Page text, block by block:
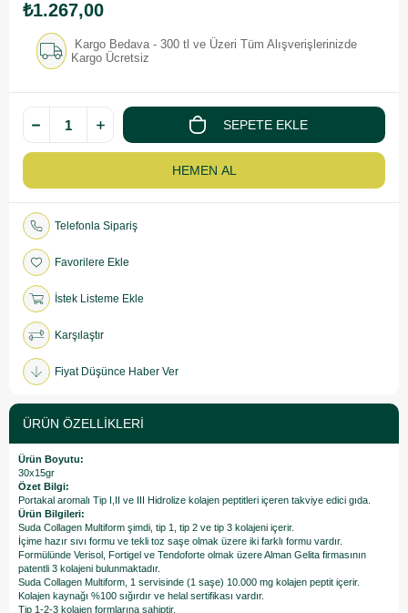
₺1.267,00
Kargo Bedava - 300 tl ve Üzeri Tüm Alışverişlerinizde
Kargo Ücretsiz
Telefonla Sipariş
Favorilere Ekle
İstek Listeme Ekle
Karşılaştır
Fiyat Düşünce Haber Ver
ÜRÜN ÖZELLIKLERI
Ürün Boyutu:
30x15gr
Özet Bilgi:
Portakal aromalı Tip I,II ve III Hidrolize kolajen peptitleri içeren takviye edici gıda.
Ürün Bilgileri:
Suda Collagen Multiform şimdi, tip 1, tip 2 ve tip 3 kolajeni içerir.
İçime hazır sıvı formu ve tekli toz saşe olmak üzere iki farklı formu vardır.
Formülünde Verisol, Fortigel ve Tendoforte olmak üzere Alman Gelita firmasının
patentli 3 kolajeni bulunmaktadır.
Suda Collagen Multiform, 1 servisinde (1 saşe) 10.000 mg kolajen peptit içerir.
Kolajen kaynağı %100 sığırdır ve helal sertifikası vardır.
Tip 1-2-3 kolajen formlarına sahiptir.